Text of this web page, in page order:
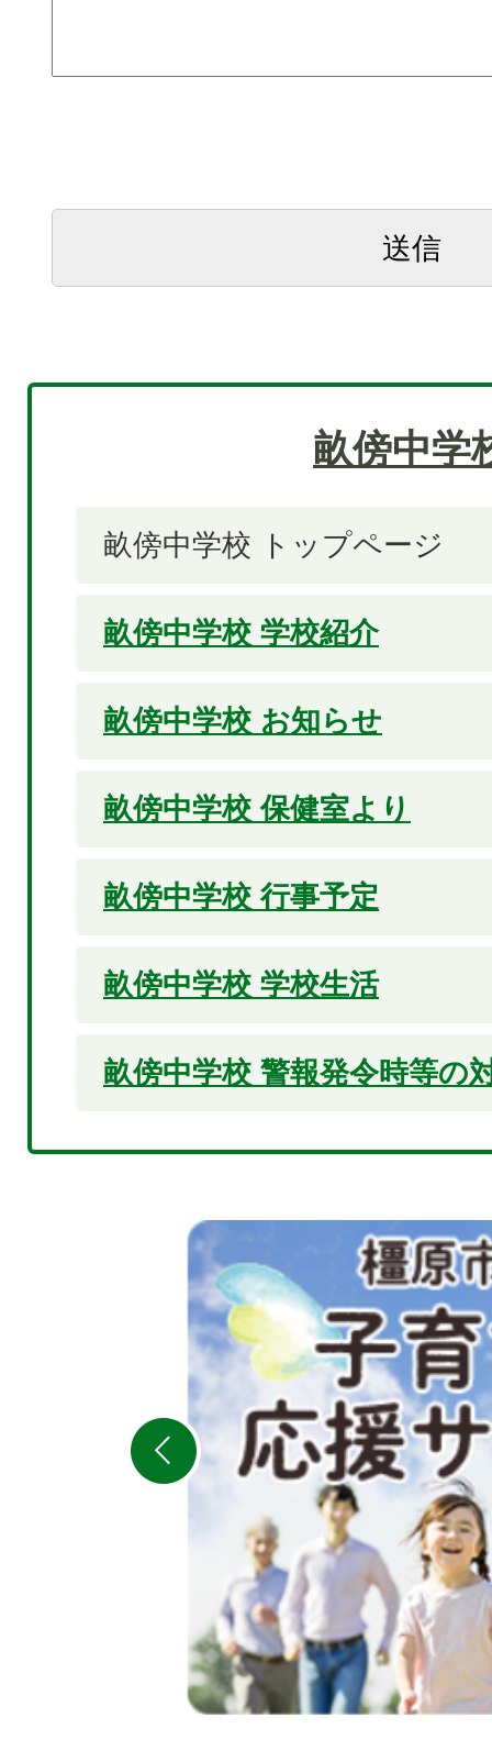
畝傍中学
畝傍中学校 トップページ
畝傍中学校 学校紹介
畝傍中学校 お知らせ
畝傍中学校 保健室より
畝傍中学校 行事予定
畝傍中学校 学校生活
畝傍中学校 警報発令時等の
枚
目
の
ス
ラ